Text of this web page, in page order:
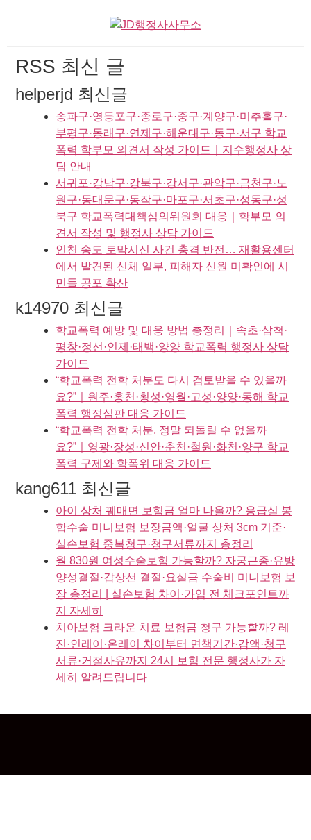
RSS 최신 글
helperjd 최신글
송파구·영등포구·종로구·중구·계양구·미추홀구·
부평구·동래구·연제구·해운대구·동구·서구 학교
폭력 학부모 의견서 작성 가이드｜지수행정사 상
담 안내
서귀포·강남구·강북구·강서구·관악구·금천구·노
원구·동대문구·동작구·마포구·서초구·성동구·성
북구 학교폭력대책심의위원회 대응｜학부모 의
견서 작성 및 행정사 상담 가이드
인천 송도 토막시신 사건 충격 반전… 재활용센터
에서 발견된 신체 일부, 피해자 신원 미확인에 시
민들 공포 확산
k14970 최신글
학교폭력 예방 및 대응 방법 총정리｜속초·삼척·
평창·정선·인제·태백·양양 학교폭력 행정사 상담
가이드
“학교폭력 전학 처분도 다시 검토받을 수 있을까
요?”｜원주·홍천·횡성·영월·고성·양양·동해 학교
폭력 행정심판 대응 가이드
“학교폭력 전학 처분, 정말 되돌릴 수 없을까
요?”｜영광·장성·신안·춘천·철원·화천·양구 학교
폭력 구제와 학폭위 대응 가이드
kang611 최신글
아이 상처 꿰매면 보험금 얼마 나올까? 응급실 봉
합수술 미니보험 보장금액·얼굴 상처 3cm 기준·
실손보험 중복청구·청구서류까지 총정리
월 830원 여성수술보험 가능할까? 자궁근종·유방
양성결절·갑상선 결절·요실금 수술비 미니보험 보
장 총정리 | 실손보험 차이·가입 전 체크포인트까
지 자세히
치아보험 크라운 치료 보험금 청구 가능할까? 레
진·인레이·온레이 차이부터 면책기간·감액·청구
서류·거절사유까지 24시 보험 전문 행정사가 자
세히 알려드립니다